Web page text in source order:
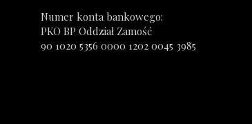
Numer konta bankowego:
PKO BP Oddział Zamość
90 1020 5356 0000 1202 0045 3985